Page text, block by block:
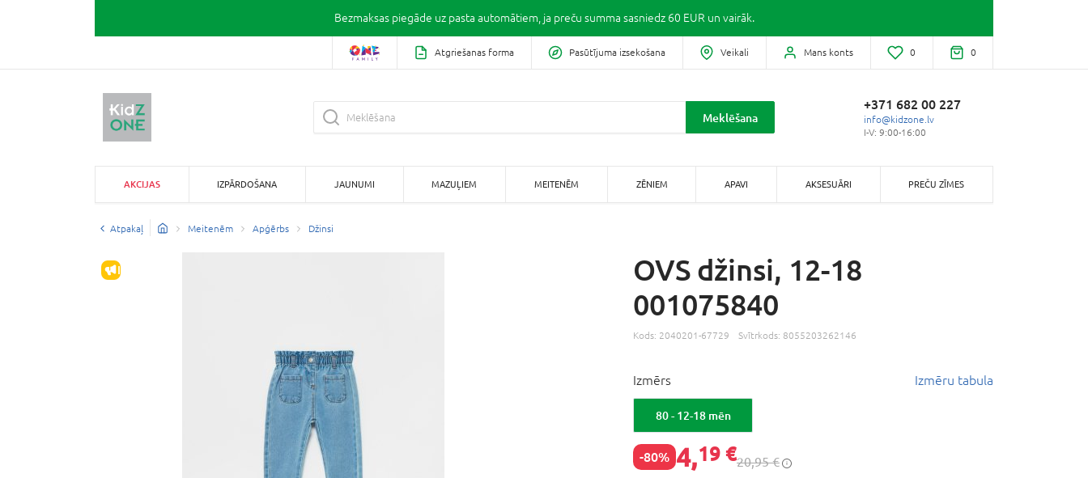
Bezmaksas piegāde uz pasta automātiem, ja preču summa sasniedz 60 EUR un vairāk.
Atgriešanas forma Pasūtījuma izsekošana Veikali Mans konts 0 0
Meklēšana
+371 682 00 227
info@kidzone.lv
I-V: 9:00-16:00
AKCIJAS IZPĀRDOŠANA JAUNUMI MAZUĻIEM MEITENĒM ZĒNIEM APAVI AKSESUĀRI PREČU ZĪMES
Atpakaļ Meitenēm Apģērbs Džinsi
IZPĀRDOŠANA
OVS džinsi, 12-18
001075840
Kods: 2040201-67729 Svītrkods: 8055203262146
Izmērs Izmēru tabula
80 - 12-18 mēn
-80% 4,19 €20,95 €